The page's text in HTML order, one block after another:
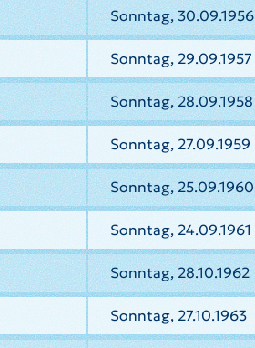
Sonntag, 30.09.1956
Sonntag, 29.09.1957
Sonntag, 28.09.1958
Sonntag, 27.09.1959
Sonntag, 25.09.1960
Sonntag, 24.09.1961
Sonntag, 28.10.1962
Sonntag, 27.10.1963